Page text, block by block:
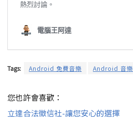
Tags: Android 免費音樂 Android 音樂
您也許會喜歡：
立達合法徵信社-讓您安心的選擇